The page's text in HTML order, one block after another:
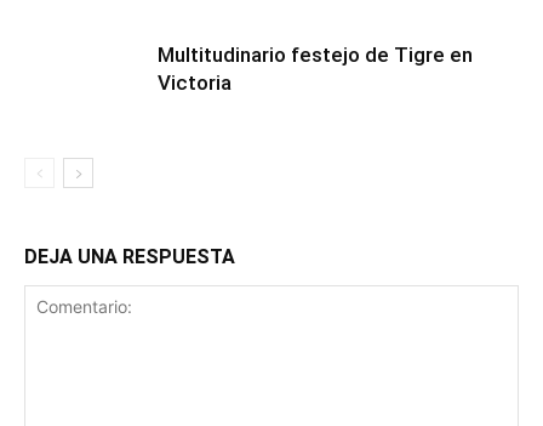
Multitudinario festejo de Tigre en
Victoria
DEJA UNA RESPUESTA